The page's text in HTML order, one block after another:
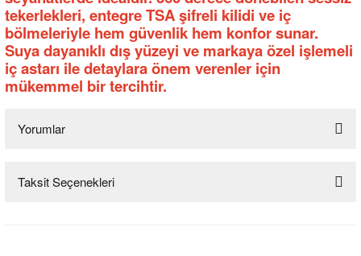
tekerlekleri, entegre TSA şifreli kilidi ve iç
bölmeleriyle hem güvenlik hem konfor sunar.
Suya dayanıklı dış yüzeyi ve markaya özel işlemeli
iç astarı ile detaylara önem verenler için
mükemmel bir tercihtir.
Yorumlar
Bu ürüne ilk yorumu siz yapın!
Taksit Seçenekleri